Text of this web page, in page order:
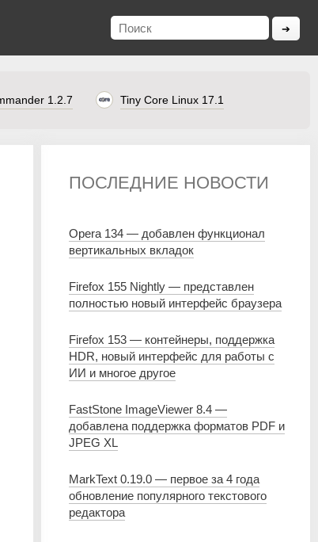
1.2.7 Tiny Core Linux 17.1
ПОСЛЕДНИЕ НОВОСТИ
Opera 134 — добавлен функционал
вертикальных вкладок
Firefox 155 Nightly — представлен
полностью новый интерфейс браузера
Firefox 153 — контейнеры, поддержка
HDR, новый интерфейс для работы с
ИИ и многое другое
FastStone ImageViewer 8.4 —
добавлена поддержка форматов PDF и
JPEG XL
MarkText 0.19.0 — первое за 4 года
обновление популярного текстового
редактора